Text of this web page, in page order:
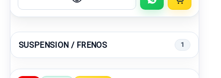
SUSPENSION / FRENOS 1